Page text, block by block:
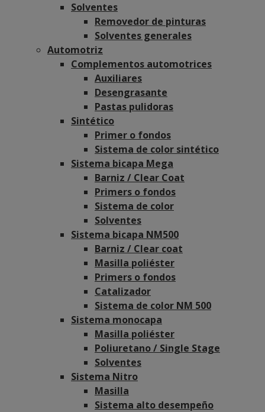
Solventes
Removedor de pinturas
Solventes generales
Automotriz
Complementos automotrices
Auxiliares
Desengrasante
Pastas pulidoras
Sintético
Primer o fondos
Sistema de color sintético
Sistema bicapa Mega
Barniz / Clear Coat
Primers o fondos
Sistema de color
Solventes
Sistema bicapa NM500
Barniz / Clear coat
Masilla poliéster
Primers o fondos
Catalizador
Sistema de color NM 500
Sistema monocapa
Masilla poliéster
Poliuretano / Single Stage
Solventes
Sistema Nitro
Masilla
Sistema alto desempeño